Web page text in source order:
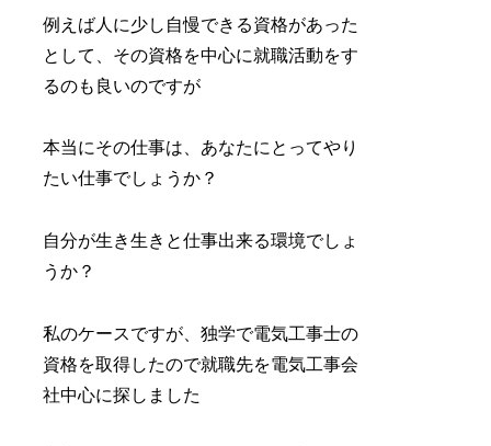
例えば人に少し自慢できる資格があった
として、その資格を中心に就職活動をす
るのも良いのですが
本当にその仕事は、あなたにとってやり
たい仕事でしょうか？
自分が生き生きと仕事出来る環境でしょ
うか？
私のケースですが、独学で電気工事士の
資格を取得したので就職先を電気工事会
社中心に探しました